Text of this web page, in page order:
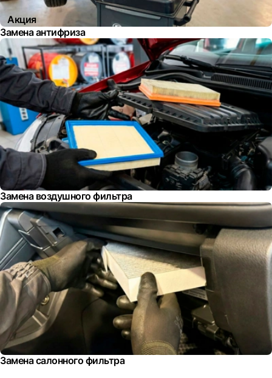
Акция
Замена антифриза
Замена воздушного фильтра
Замена салонного фильтра